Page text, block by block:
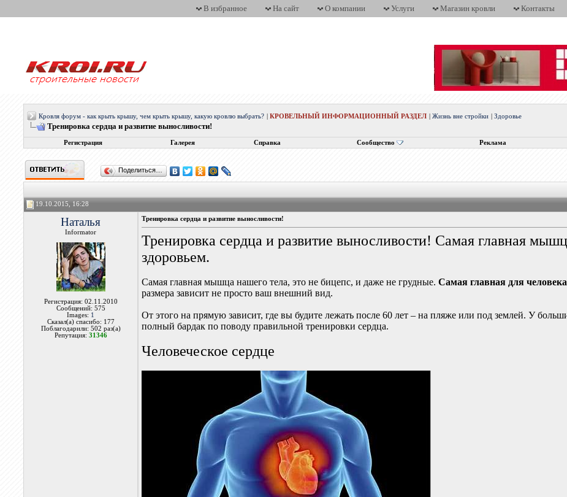
В избранное На сайт О компании Услуги Магазин кровли Контакты
Кровля форум - как крыть крышу, чем крыть крышу, какую кровлю выбрать? |КРОВЕЛЬНЫЙ ИНФОРМАЦИОННЫЙ РАЗДЕЛ |Жизнь вне стройки |Здоровье
Тренировка сердца и развитие выносливости!
Регистрация Галерея Справка Сообщество Реклама
Поделиться…
19.10.2015, 16:28
Наталья
Informator
Регистрация: 02.11.2010
Сообщений: 575
Images: 1
Сказал(а) спасибо: 177
Поблагодарили: 502 раз(а)
Репутация: 31346
Тренировка сердца и развитие выносливости!
Тренировка сердца и развитие выносливости! Самая главная
здоровьем.
Самая главная мышца нашего тела, это не бицепс, и даже не грудные.Самая главная для
размера зависит не просто ваш внешний вид.
От этого на прямую зависит, где вы будите лежать после 60 лет – на пляже или под землей. У
полный бардак по поводу правильной тренировки сердца.
Человеческое сердце